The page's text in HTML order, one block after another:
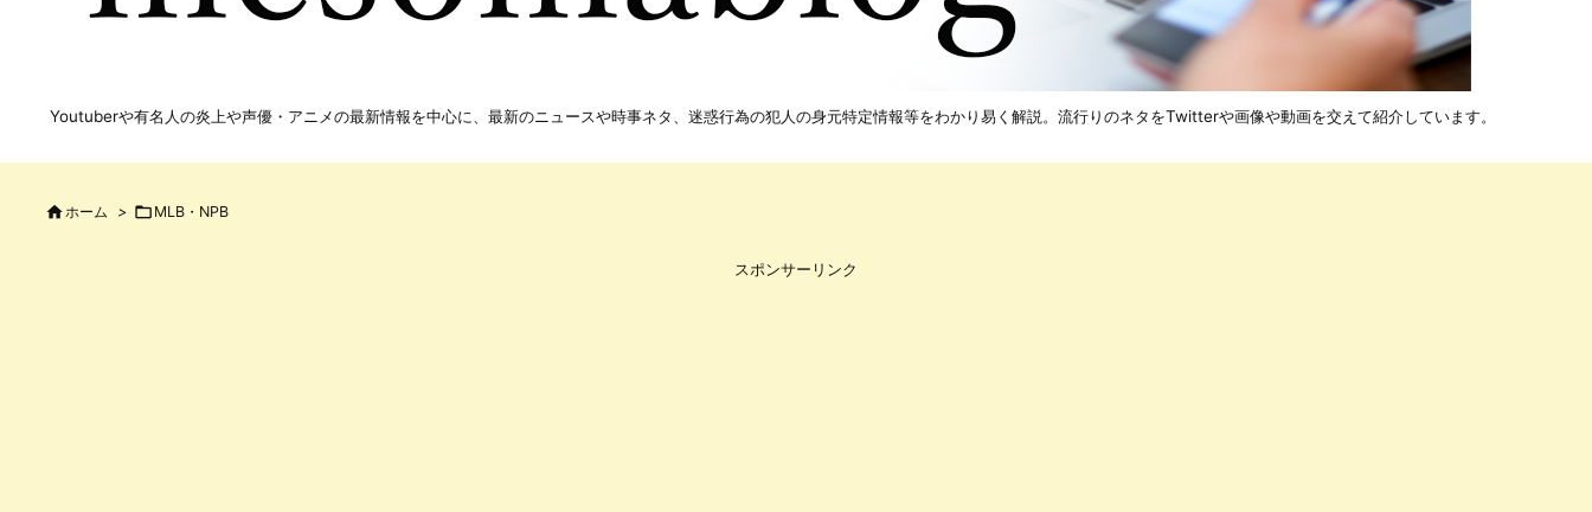
Youtuberや有名人の炎上や声優・アニメの最新情報を中心に、最新のニュースや時事ネタ、迷惑行為の犯人の身元特定情報等をわかり易く解説。流行りのネタをTwitterや画像や動画を交えて紹介しています。
 ホーム >  MLB・NPB
スポンサーリンク